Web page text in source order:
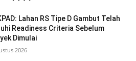
Lahan RS Tipe D Gambut Telah
Readiness Criteria Sebelum
Dimulai
2026